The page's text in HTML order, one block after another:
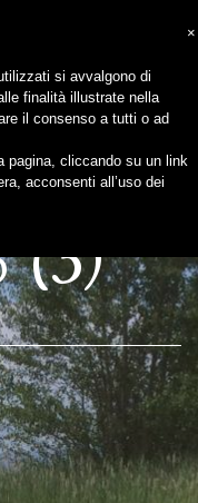
at
(3)
×
si avvalgono di
finalità illustrate nella
il consenso a tutti o ad
pagina, cliccando su un link
acconsenti all’uso dei